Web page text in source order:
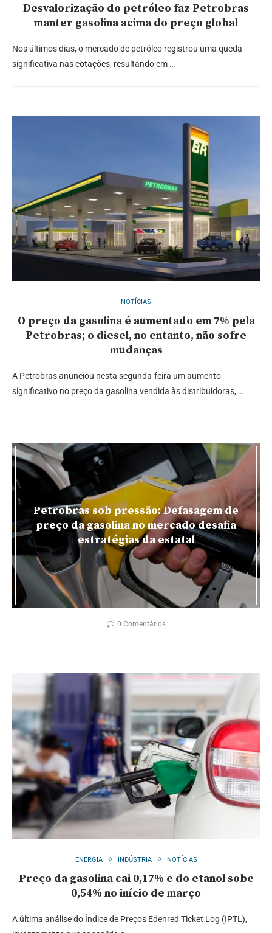
Desvalorização do petróleo faz Petrobras
manter gasolina acima do preço global
Nos últimos dias, o mercado de petróleo registrou uma queda
significativa nas cotações, resultando em …
NOTÍCIAS
O preço da gasolina é aumentado em 7% pela
Petrobras; o diesel, no entanto, não sofre
mudanças
A Petrobras anunciou nesta segunda-feira um aumento
significativo no preço da gasolina vendida às distribuidoras, …
Petrobras sob pressão: Defasagem de
preço da gasolina no mercado desafia
estratégias da estatal
0 Comentários
ENERGIA INDÚSTRIA NOTÍCIAS
Preço da gasolina cai 0,17% e do etanol sobe
0,54% no início de março
A última análise do Índice de Preços Edenred Ticket Log (IPTL),